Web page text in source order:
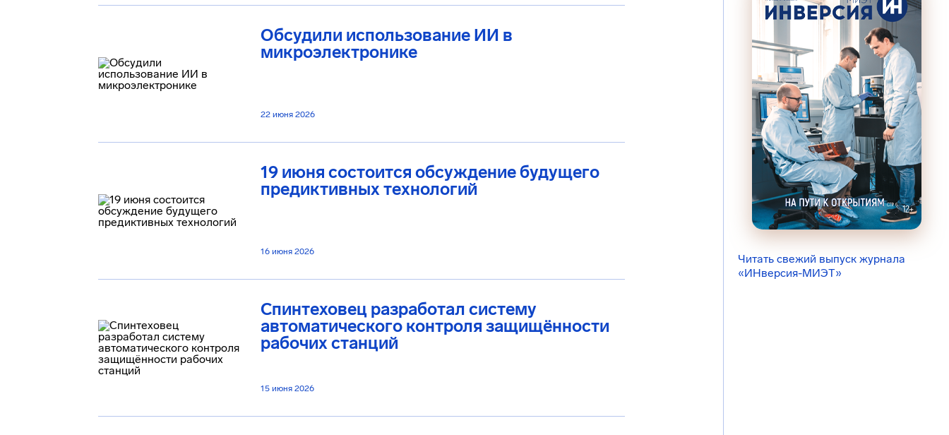
Обсудили использование ИИ в
микроэлектронике
22 июня 2026
19 июня состоится обсуждение будущего
предиктивных технологий
16 июня 2026
Спинтеховец разработал систему
автоматического контроля защищённости
рабочих станций
15 июня 2026
Читать свежий выпуск журнала
«ИНверсия-МИЭТ»